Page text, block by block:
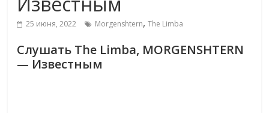
25 июня, 2022 Morgenshtern,The Limba
Слушать The Limba, MORGENSHTERN
— Известным